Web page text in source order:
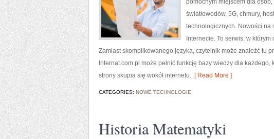
pomocnym miejscem dla
światłowodów, 5G, chmury,
technologicznych. Nowości na
Internecie. To serwis, w
Zamiast skomplikowanego języka, czytelnik może znaleźć tu
Internat.com.pl może pełnić funkcję bazy wiedzy dla
strony skupia się wokół internetu. [ Read More ]
CATEGORIES: NOWE TECHNOLOGIE
Historia Matematyki